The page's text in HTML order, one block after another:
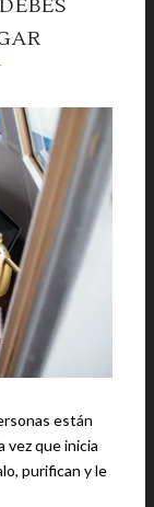
vez que inicia
purifican y le